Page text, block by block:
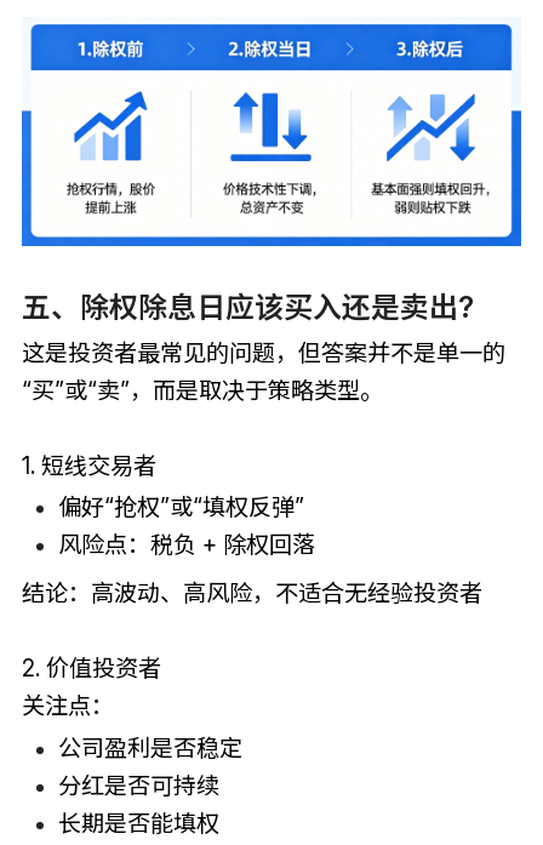
五、除权除息日应该买入还是卖出?
这是投资者最常见的问题，但答案并不是单一的
“买”或“卖”，而是取决于策略类型。
1. 短线交易者
偏好“抢权”或“填权反弹”
风险点：税负 + 除权回落
结论：高波动、高风险，不适合无经验投资者
2. 价值投资者
关注点：
公司盈利是否稳定
分红是否可持续
长期是否能填权